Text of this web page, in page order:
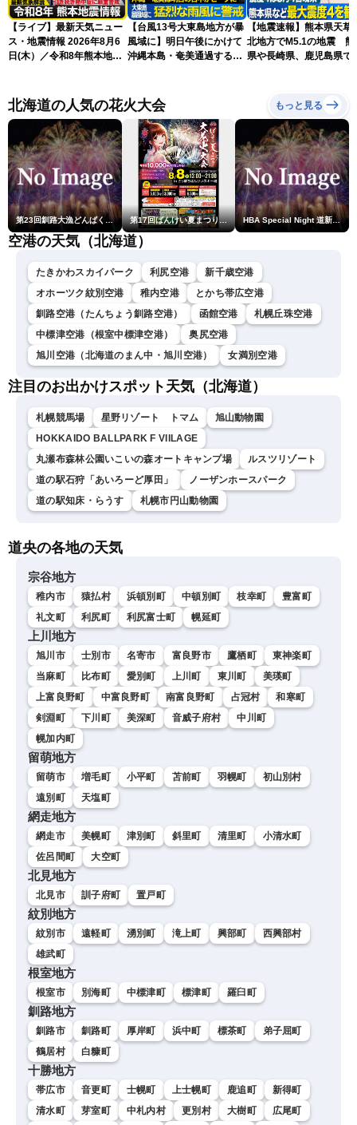
【ライブ】最新天気ニュー
ス・地震情報 2026年8月6
日(木）／令和8年熊本地震
戒 〈ウェザーニュースLiVE
コーヒータイム・魚住茉由
／山口剛央〉
【台風13号大東島地方が暴
風域に】明日午後にかけて
沖縄本島・奄美通過する見
【地震速報】熊本県天草
北地方でM5.1の地震 熊
県や長崎県、鹿児島県で
北海道の人気の花火大会 もっと見る
第23回釧路大漁どんぱく花火大会 ～道新・光と音のファンタジー～ 第17回ばんけい夏まつり大花火大会 HBA Special Night 道新・秋華火（はなび）
空港の天気（北海道）
たきかわスカイパーク 利尻空港
新千歳空港
オホーツク紋別空港
稚内空港
とかち帯広空港
釧路空港（たんちょう釧路空港）
函館空港
札幌丘珠空港
中標津空港（根室中標津空港）
奥尻空港
旭川空港（北海道のまん中・旭川空港）
女満別空港
注目のお出かけスポット天気（北海道）
札幌競馬場 星野リゾート トマム
旭山動物園
HOKKAIDO BALLPARK F VIILAGE
丸瀬布森林公園いこいの森オートキャンプ場
ルスツリゾート
道の駅石狩「あいろーど厚田」
ノーザンホースパーク
道の駅知床・らうす
札幌市円山動物園
道央の各地の天気
宗谷地方
稚内市 猿払村 浜頓別町 中頓別町 枝幸町
豊富町
礼文町
利尻町 利尻富士町 幌延町
上川地方
旭川市 士別市 名寄市 富良野市 鷹栖町
東神楽町
当麻町
比布町 愛別町 上川町 東川町
美瑛町
上富良野町
中富良野町 南富良野町 占冠村
和寒町
剣淵町
下川町 美深町 音威子府村
中川町
幌加内町
留萌地方
留萌市 増毛町 小平町 苫前町 羽幌町
初山別村
遠別町
天塩町
網走地方
網走市 美幌町 津別町 斜里町 清里町
小清水町
佐呂間町
大空町
北見地方
北見市 訓子府町 置戸町
紋別地方
紋別市 遠軽町 湧別町 滝上町 興部町
西興部村
雄武町
根室地方
根室市 別海町 中標津町 標津町 羅臼町
釧路地方
釧路市 釧路町 厚岸町 浜中町 標茶町
弟子屈町
鶴居村
白糠町
十勝地方
帯広市 音更町 士幌町 上士幌町 鹿追町
新得町
清水町
芽室町 中札内村 更別村 大樹町 広尾町